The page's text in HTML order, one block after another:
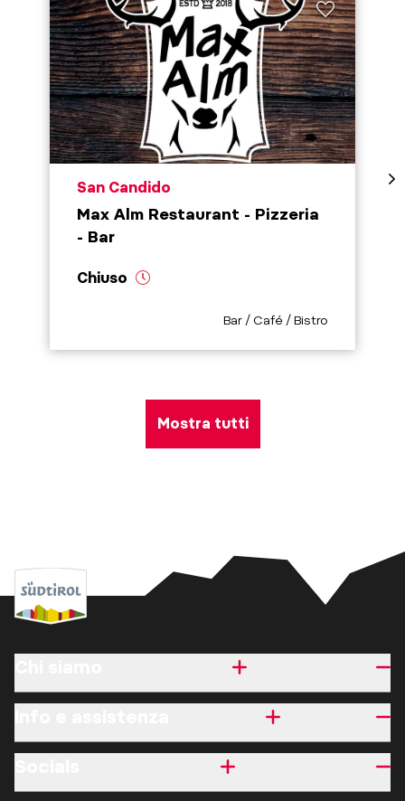
aria.poi_location_prefix
San Candido
Max Alm Restaurant - Pizzeria
- Bar
Chiuso
aria.poi_category_prefix
Bar / Café / Bistro
Mostra tutti